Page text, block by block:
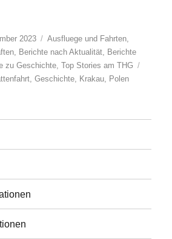
2023 Kategorien
Ausfluege und Fahrten,
, Berichte nach Aktualität, Berichte
zu Geschichte,Top Stories am THG
,Geschichte, Krakau, Polen